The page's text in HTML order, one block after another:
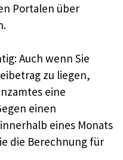
Portalen über
Auch wenn Sie
zu liegen,
eine
einen
eines Monats
die Berechnung für